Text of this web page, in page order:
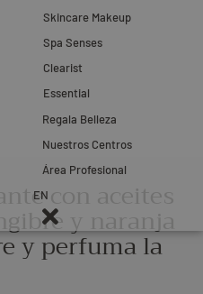
Skincare Makeup
Spa Senses
Clearist
Essential
Regala Belleza
Nuestros Centros
Área Profesional
ENcon aceites
y naranja
y perfuma la